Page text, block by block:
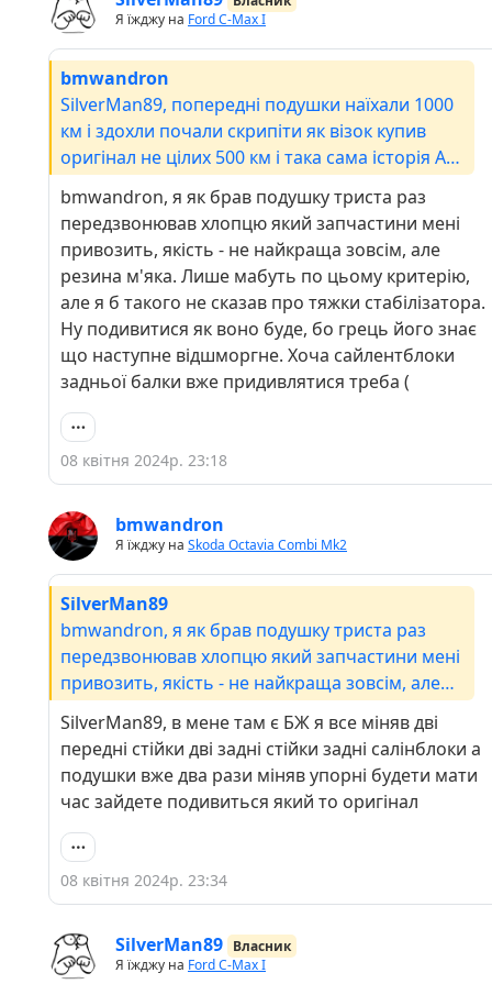
Я їжджу на Ford C-Max I
bmwandron
SilverMan89, попередні подушки наїхали 1000
км і здохли почали скрипіти як візок купив
оригінал не цілих 500 км і така сама історія А
взагалі цей б******** японський оригінал Як
його відрізнити від неоригіналу 🤗
bmwandron, я як брав подушку триста раз
передзвонював хлопцю який запчастини мені
привозить, якість - не найкраща зовсім, але
резина м'яка. Лише мабуть по цьому критерію,
але я б такого не сказав про тяжки стабілізатора.
Ну подивитися як воно буде, бо грець його знає
що наступне відшморгне. Хоча сайлентблоки
задньої балки вже придивлятися треба (
08 квітня 2024р. 23:18
bmwandron
Я їжджу на Skoda Octavia Combi Mk2
SilverMan89
bmwandron, я як брав подушку триста раз
передзвонював хлопцю який запчастини мені
привозить, якість - не найкраща зовсім, але
але я б такого не сказав про тяжки
стабілізатора. Ну подивитися як воно буде, бо
грець його знає що наступне відшморгне.
Хоча сайлентблоки задньої балки вже
придивлятися треба (
SilverMan89, в мене там є БЖ я все міняв дві
передні стійки дві задні стійки задні салінблоки а
подушки вже два рази міняв упорні будети мати
час зайдете подивиться який то оригінал
08 квітня 2024р. 23:34
SilverMan89 Власник
Я їжджу на Ford C-Max I